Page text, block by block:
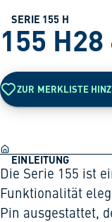
SERIE 155 H
155
ZUR MERKLISTE
EINLEITUNG
Die Serie 155 ist
Funktionalität
Pin ausgestattet,